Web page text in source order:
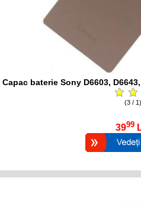
Capac baterie Sony D6603,
(3 / 1)
3999